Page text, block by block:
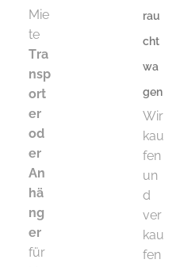
Mie
te
Tra
nsp
ort
er
od
er
An
hä
ng
er
für
rau
cht
wa
gen
Wir
kau
fen
un
d
ver
kau
fen